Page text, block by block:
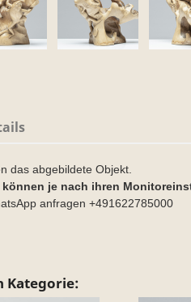
das abgebildete Objekt.
je nach ihren
anfragen +491622785000
Kategorie: